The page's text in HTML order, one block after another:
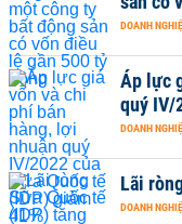
DOANH
Áp lực
quý IV/
DOANH
Lãi
DOANH